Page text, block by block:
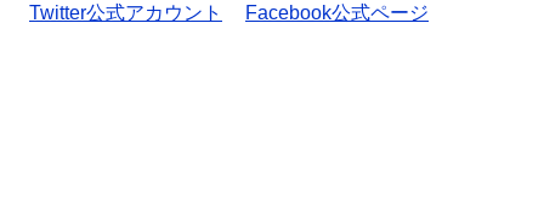
Twitter公式アカウント
Facebook公式ページ